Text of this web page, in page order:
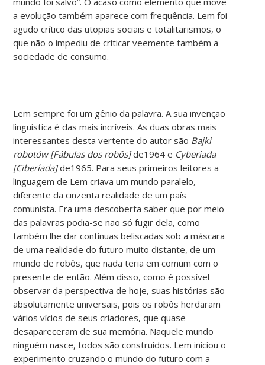
a evolução também aparece com frequência. Lem foi
agudo crítico das utopias sociais e totalitarismos, o
que não o impediu de criticar veemente também a
sociedade de consumo.
Lem sempre foi um gênio da palavra. A sua invenção
linguística é das mais incríveis. As duas obras mais
interessantes desta vertente do autor são Bajki
robotów [Fábulas dos robôs]de1964 e Cyberiada
[Ciberíada]de1965. Para seus primeiros leitores a
linguagem de Lem criava um mundo paralelo,
diferente da cinzenta realidade de um país
comunista. Era uma descoberta saber que por meio
das palavras podia-se não só fugir dela, como
também lhe dar contínuas beliscadas sob a máscara
de uma realidade do futuro muito distante, de um
mundo de robôs, que nada teria em comum com o
presente de então. Além disso, como é possível
observar da perspectiva de hoje, suas histórias são
absolutamente universais, pois os robôs herdaram
vários vícios de seus criadores, que quase
desapareceram de sua memória. Naquele mundo
ninguém nasce, todos são construídos. Lem iniciou o
experimento cruzando o mundo do futuro com a